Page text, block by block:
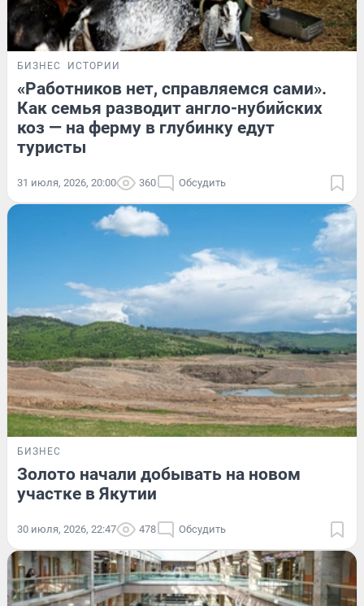
БИЗНЕС ИСТОРИИ
«Работников нет, справляемся сами».
Как семья разводит англо-нубийских
коз — на ферму в глубинку едут
туристы
31 июля, 2026, 20:00 360 Обсудить
БИЗНЕС
Золото начали добывать на новом
участке в Якутии
30 июля, 2026, 22:47 478 Обсудить